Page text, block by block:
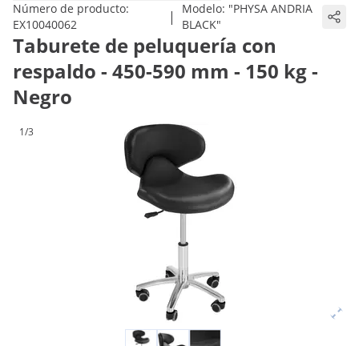
Número de producto:
EX10040062
| Modelo: "PHYSA ANDRIA
BLACK"
Taburete de peluquería con
respaldo - 450-590 mm - 150 kg -
Negro
1/3